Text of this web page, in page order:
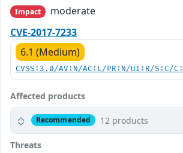
Impact
moderate
CVE-2017-7233
6.1 (Medium)
CVSS:3.0/AV:N/AC:L/PR:N/UI:R/S:C/
Affected products
Recommended 12 products
Threats